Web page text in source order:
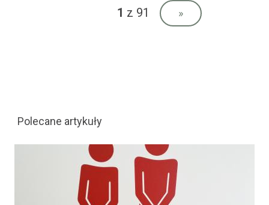
1 z 91 »
Polecane artykuły